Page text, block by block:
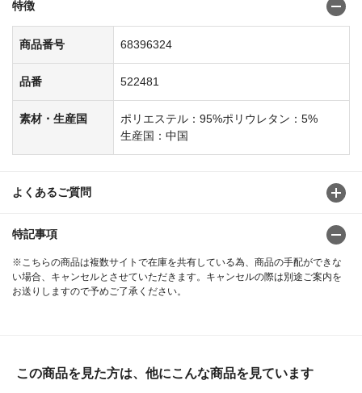
特徴
商品番号 68396324
品番 522481
素材・生産国
ポリエステル：95%ポリウレタン：5%
生産国：中国
よくあるご質問
特記事項
※こちらの商品は複数サイトで在庫を共有している為、商品の手配ができな
い場合、キャンセルとさせていただきます。キャンセルの際は別途ご案内を
お送りしますので予めご了承ください。
この商品を見た方は、他にこんな商品を見ています